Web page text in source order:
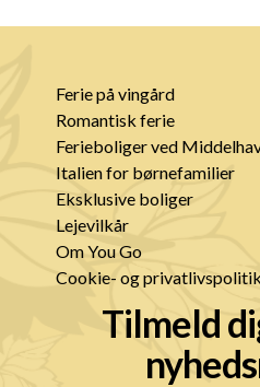
Ferie på vingård
Romantisk ferie
Ferieboliger ved
Italien for børnefamilier
Eksklusive boliger
Lejevilkår
Om You Go
Cookie- og privatlivspolitik
Tilmeld